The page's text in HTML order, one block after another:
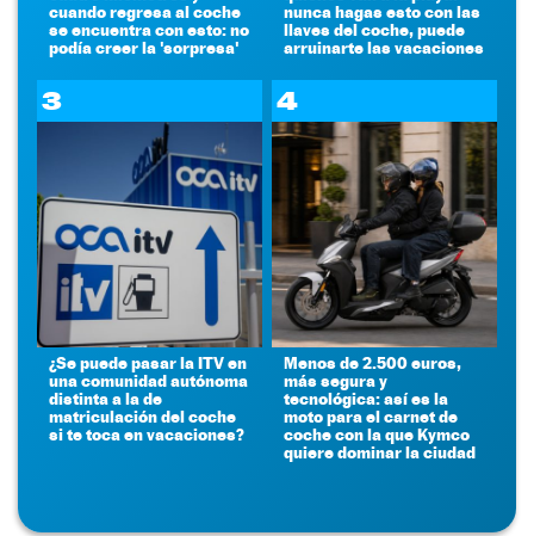
cuando regresa al coche
se encuentra con esto: no
podía creer la 'sorpresa'
nunca hagas esto con las
llaves del coche, puede
arruinarte las vacaciones
3
¿Se puede pasar la ITV en
una comunidad autónoma
distinta a la de
matriculación del coche
si te toca en vacaciones?
4
Menos de 2.500 euros,
más segura y
tecnológica: así es la
moto para el carnet de
coche con la que Kymco
quiere dominar la ciudad